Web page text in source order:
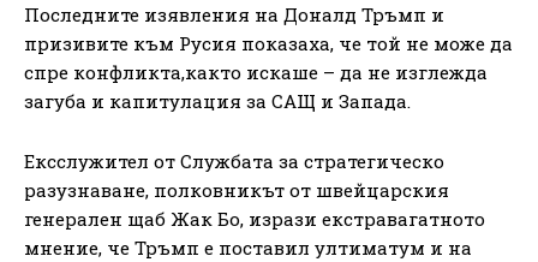
Последните изявления на Доналд Тръмп и
призивите към Русия показаха, че той не може да
спре конфликта,както искаше – да не изглежда
загуба и капитулация за САЩ и Запада.
Ексслужител от Службата за стратегическо
разузнаване, полковникът от швейцарския
генерален щаб Жак Бо, изрази екстравагатното
мнение, че Тръмп е поставил ултиматум и на